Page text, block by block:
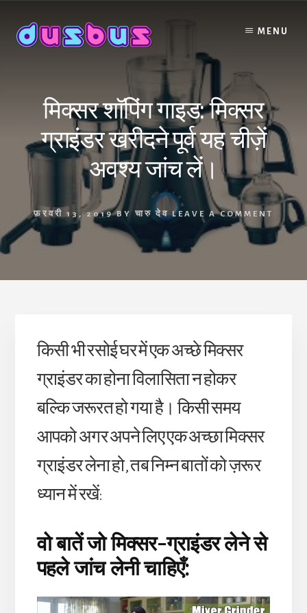
content
MENU
मिक्सर शॉपिंग गाइड: मिक्सर
ग्राइंडर खरीदने पूर्व यह चीज़ें
अवश्य जांच लें।
फ़रवरी 13, 2019BYचारु देव LEAVE A COMMENT
किसी भी रसोई घर में एक अच्छे मिक्सर
ग्राइंडर का होना विलासिता न होकर
बल्कि जरूरत हो गया है। किसी समय
आपको अगर अपने लिए एक अच्छा मिक्सर
ग्राइंडर लेना हो, तब निम्न बातों को ज़रूर
ध्यान में रखें:
वो बातें जो मिक्सर-ग्राइंडर लेने से
पहले जांच लेनी चाहिएँ: